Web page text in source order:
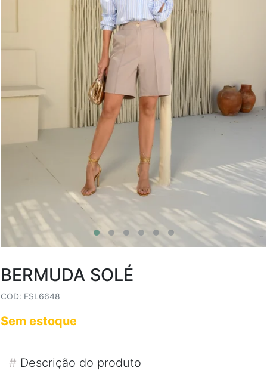
BERMUDA SOLÉ
COD: FSL6648
Sem estoque
# Descrição do produto